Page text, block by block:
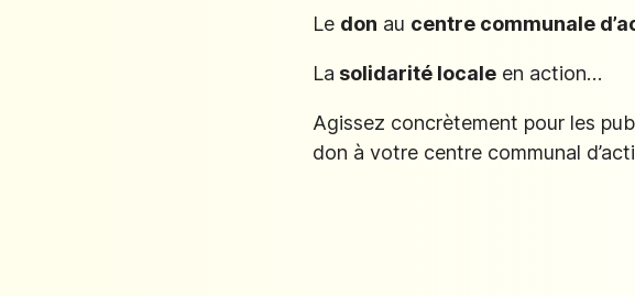
Le don au centre communale
La solidarité locale en action…
Agissez concrètement pour les
don à votre centre communal